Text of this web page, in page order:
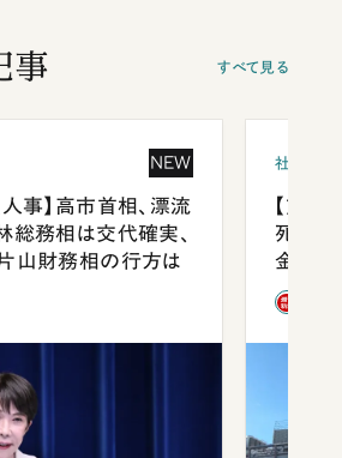
事 すべて見る
NEW
事】高市首相、漂流
務相は交代確実、
山財務相の行方は
社会
【熊本
死を分
金」